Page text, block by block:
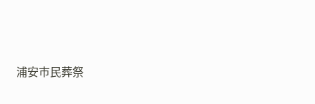
浦安市民葬祭